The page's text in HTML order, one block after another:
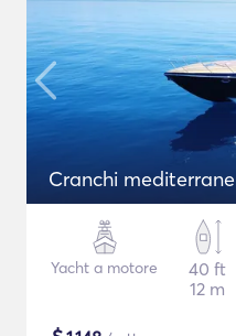
Cranchi mediterrane
Yacht a motore
40 ft
12 m